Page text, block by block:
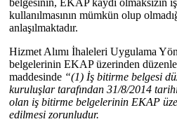
kullanılmasının mümkün olup
anlaşılmaktadır.
Hizmet Alımı İhaleleri Uygulama
belgelerinin EKAP üzerinden
maddesinde “(1) İş bitirme belgesi
kuruluşlar tarafından 31/8/2014
olan iş bitirme belgelerinin EKAP
edilmesi zorunludur.